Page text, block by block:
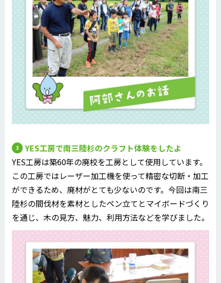
YES工房で南三陸杉のクラフト体験をしたよ
YES工房は築60年の廃校を工房として使用しています。
この工房ではレーザー加工機を使って精密な切断・加工
ができるため、廃材がとても少ないのです。今回は南三
陸杉の間伐材を素材としたペン立てとマイボードづくり
を通じ、木の見方、魅力、利用方法などを学びました。